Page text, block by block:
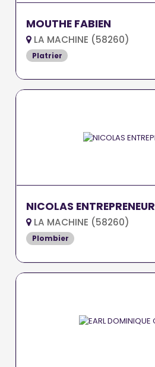
MOUTHE FABIEN
LA MACHINE (58260)
Platrier
NICOLAS ENTREPRENEUR
LA MACHINE (58260)
Plombier